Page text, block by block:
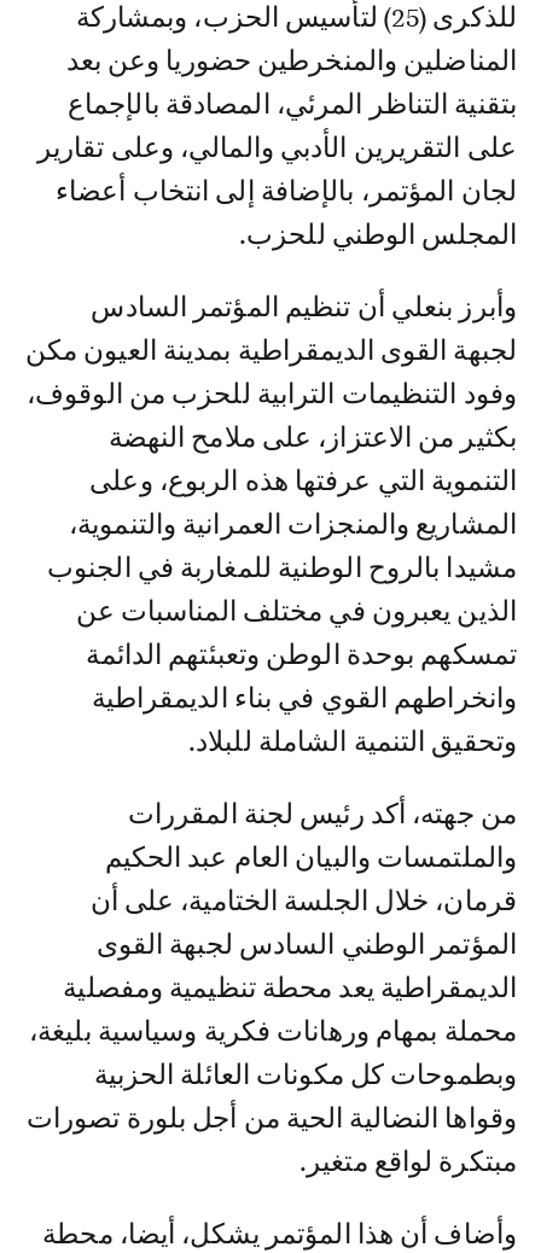
للذكرى (25) لتأسيس الحزب، وبمشاركة
المناضلين والمنخرطين حضوريا وعن بعد
بتقنية التناظر المرئي، المصادقة بالإجماع
على التقريرين الأدبي والمالي، وعلى تقارير
لجان المؤتمر، بالإضافة إلى انتخاب أعضاء
المجلس الوطني للحزب.
وأبرز بنعلي أن تنظيم المؤتمر السادس
لجبهة القوى الديمقراطية بمدينة العيون مكن
وفود التنظيمات الترابية للحزب من الوقوف،
بكثير من الاعتزاز، على ملامح النهضة
التنموية التي عرفتها هذه الربوع، وعلى
المشاريع والمنجزات العمرانية والتنموية،
مشيدا بالروح الوطنية للمغاربة في الجنوب
الذين يعبرون في مختلف المناسبات عن
تمسكهم بوحدة الوطن وتعبئتهم الدائمة
وانخراطهم القوي في بناء الديمقراطية
وتحقيق التنمية الشاملة للبلاد.
من جهته، أكد رئيس لجنة المقررات
والملتمسات والبيان العام عبد الحكيم
قرمان، خلال الجلسة الختامية، على أن
المؤتمر الوطني السادس لجبهة القوى
الديمقراطية يعد محطة تنظيمية ومفصلية
محملة بمهام ورهانات فكرية وسياسية بليغة،
وبطموحات كل مكونات العائلة الحزبية
وقواها النضالية الحية من أجل بلورة تصورات
مبتكرة لواقع متغير.
وأضاف أن هذا المؤتمر يشكل، أيضا، محطة